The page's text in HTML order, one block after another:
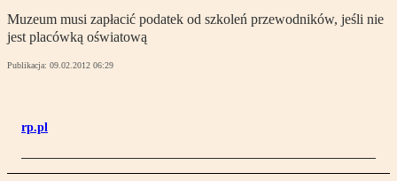
Muzeum musi zapłacić podatek od szkoleń przewodników, jeśli nie
jest placówką oświatową
Publikacja: 09.02.2012 06:29
rp.pl